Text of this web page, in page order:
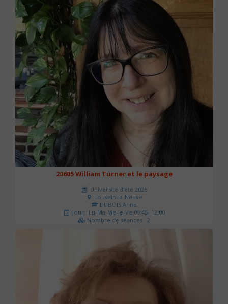
20605 William Turner et le paysage
Université d'été 2026
Louvain-la-Neuve
DUBOIS Anne
Jour : Lu-Ma-Me-Je-Ve 09:45- 12:00
Nombre de séances : 2